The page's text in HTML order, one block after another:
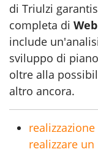
di Triulzi
completa di
include
sviluppo di
oltre alla
altro ancora.
realizzare